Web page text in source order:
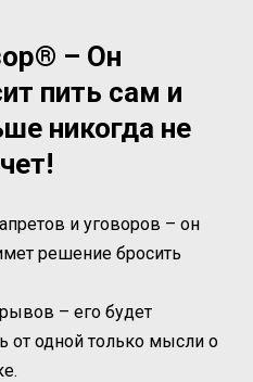
– Он
пить сам и
никогда не
и уговоров – он
решение бросить
– его будет
от одной только мысли о